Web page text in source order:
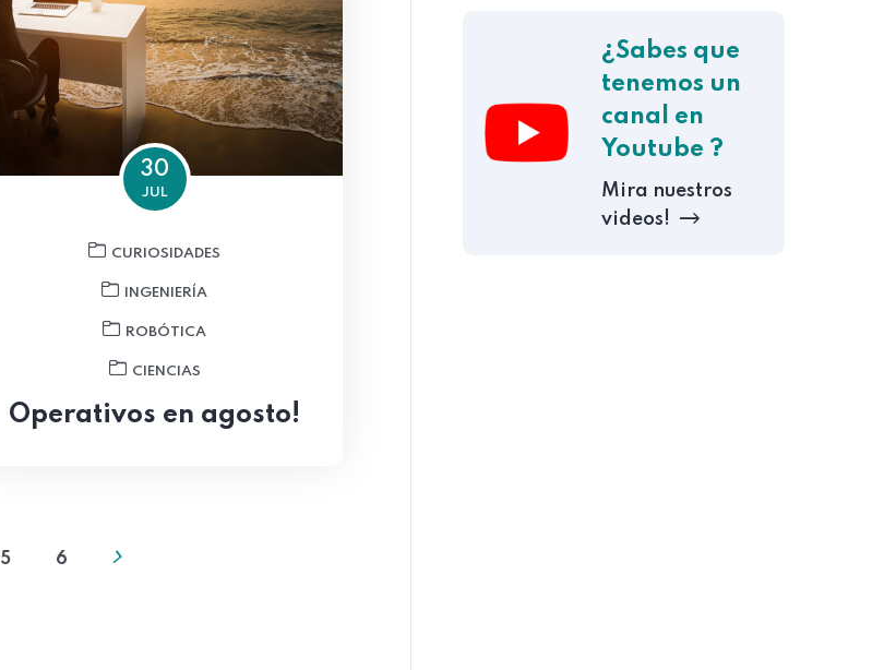
30
JUL
CURIOSIDADES
INGENIERÍA
ROBÓTICA
CIENCIAS
Operativos en agosto!
5 6
¿Sabes que
tenemos un
canal en
Youtube ?
Mira nuestros
videos!